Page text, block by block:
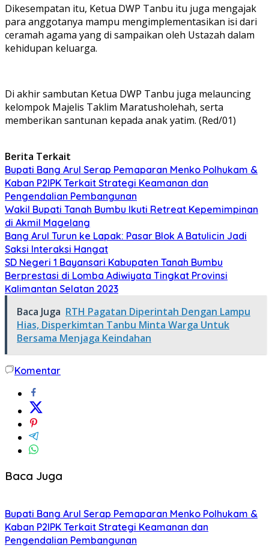
Dikesempatan itu, Ketua DWP Tanbu itu juga mengajak
para anggotanya mampu mengimplementasikan isi dari
ceramah agama yang di sampaikan oleh Ustazah dalam
kehidupan keluarga.
Di akhir sambutan Ketua DWP Tanbu juga melauncing
kelompok Majelis Taklim Maratusholehah, serta
memberikan santunan kepada anak yatim. (Red/01)
Berita Terkait
Bupati Bang Arul Serap Pemaparan Menko Polhukam &
Kaban P2IPK Terkait Strategi Keamanan dan
Pengendalian Pembangunan
Wakil Bupati Tanah Bumbu Ikuti Retreat Kepemimpinan
di Akmil Magelang
Bang Arul Turun ke Lapak: Pasar Blok A Batulicin Jadi
Saksi Interaksi Hangat
SD Negeri 1 Bayansari Kabupaten Tanah Bumbu
Berprestasi di Lomba Adiwiyata Tingkat Provinsi
Kalimantan Selatan 2023
Baca Juga RTH Pagatan Diperintah Dengan Lampu
Hias, Disperkimtan Tanbu Minta Warga Untuk
Bersama Menjaga Keindahan
Komentar
Baca Juga
Bupati Bang Arul Serap Pemaparan Menko Polhukam &
Kaban P2IPK Terkait Strategi Keamanan dan
Pengendalian Pembangunan